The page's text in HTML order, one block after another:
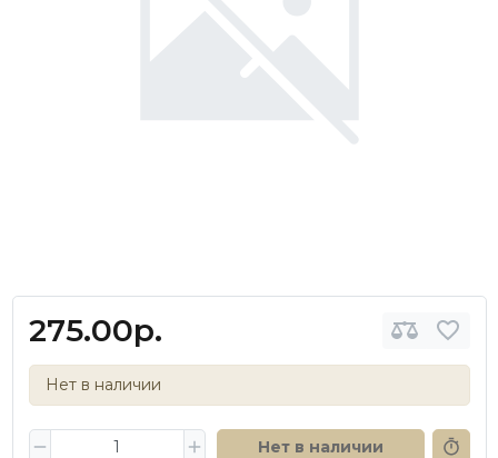
275.00р.
Нет в наличии
Нет в наличии